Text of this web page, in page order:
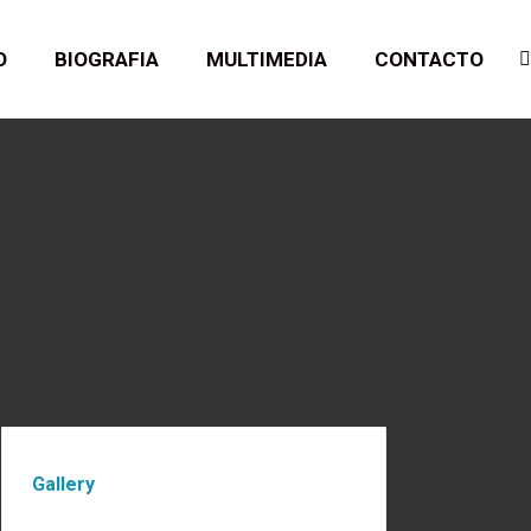
BIOGRAFIA MULTIMEDIA CONTACTO
Gallery